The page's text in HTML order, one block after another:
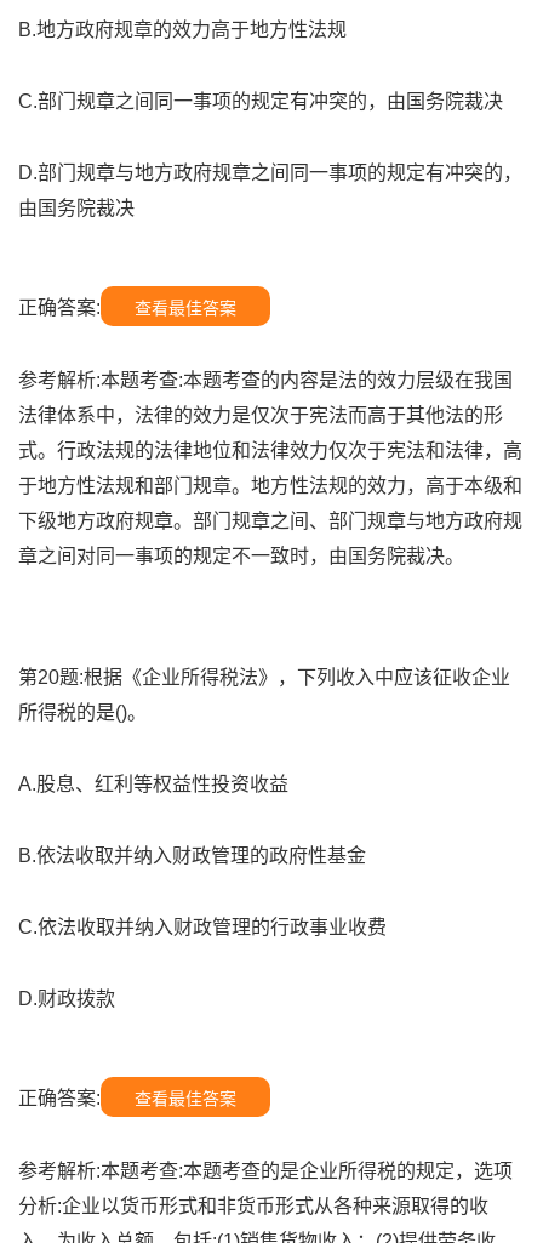
B.地方政府规章的效力高于地方性法规
C.部门规章之间同一事项的规定有冲突的，由国务院裁决
D.部门规章与地方政府规章之间同一事项的规定有冲突的，
由国务院裁决
正确答案: 查看最佳答案
参考解析:本题考查:本题考查的内容是法的效力层级在我国
法律体系中，法律的效力是仅次于宪法而高于其他法的形
式。行政法规的法律地位和法律效力仅次于宪法和法律，高
于地方性法规和部门规章。地方性法规的效力，高于本级和
下级地方政府规章。部门规章之间、部门规章与地方政府规
章之间对同一事项的规定不一致时，由国务院裁决。
第20题:根据《企业所得税法》，下列收入中应该征收企业
所得税的是()。
A.股息、红利等权益性投资收益
B.依法收取并纳入财政管理的政府性基金
C.依法收取并纳入财政管理的行政事业收费
D.财政拨款
正确答案: 查看最佳答案
参考解析:本题考查:本题考查的是企业所得税的规定，选项
分析:企业以货币形式和非货币形式从各种来源取得的收